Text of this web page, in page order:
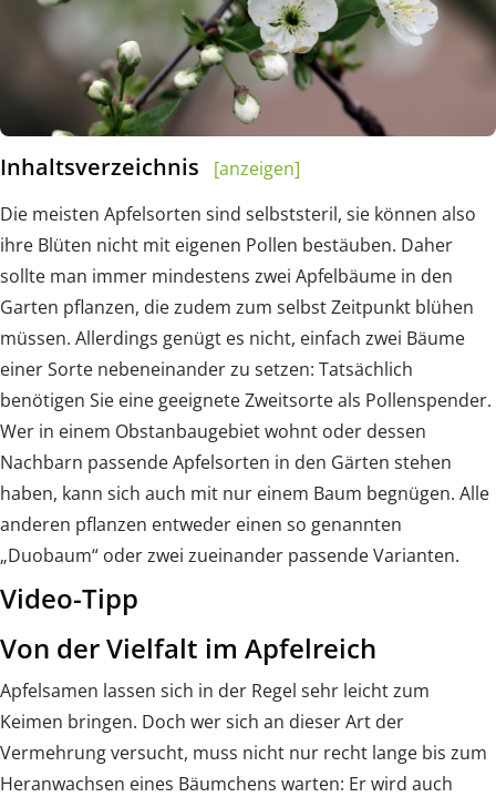
Inhaltsverzeichnis
[anzeigen]
Die meisten Apfelsorten sind selbststeril, sie können also
ihre Blüten nicht mit eigenen Pollen bestäuben. Daher
sollte man immer mindestens zwei Apfelbäume in den
Garten pflanzen, die zudem zum selbst Zeitpunkt blühen
müssen. Allerdings genügt es nicht, einfach zwei Bäume
einer Sorte nebeneinander zu setzen: Tatsächlich
benötigen Sie eine geeignete Zweitsorte als Pollenspender.
Wer in einem Obstanbaugebiet wohnt oder dessen
Nachbarn passende Apfelsorten in den Gärten stehen
haben, kann sich auch mit nur einem Baum begnügen. Alle
anderen pflanzen entweder einen so genannten
„Duobaum“ oder zwei zueinander passende Varianten.
Video-Tipp
Von der Vielfalt im Apfelreich
Apfelsamen lassen sich in der Regel sehr leicht zum
Keimen bringen. Doch wer sich an dieser Art der
Vermehrung versucht, muss nicht nur recht lange bis zum
Heranwachsen eines Bäumchens warten: Er wird auch